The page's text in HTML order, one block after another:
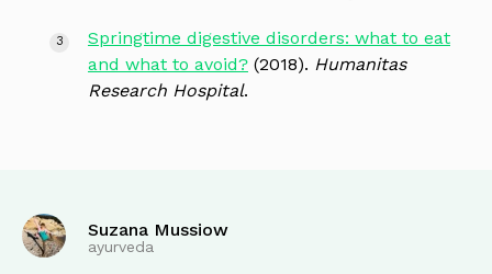
Springtime digestive disorders: what to eat
and what to avoid? (2018). Humanitas
Research Hospital.
Suzana Mussiow
ayurveda